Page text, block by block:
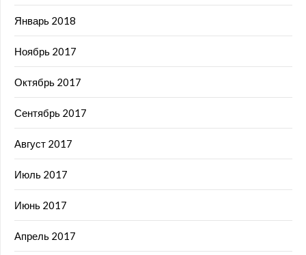
Январь 2018
Ноябрь 2017
Октябрь 2017
Сентябрь 2017
Август 2017
Июль 2017
Июнь 2017
Апрель 2017